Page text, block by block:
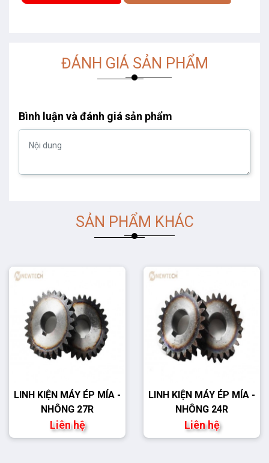
ĐÁNH GIÁ SẢN PHẨM
Bình luận và đánh giá sản phẩm
SẢN PHẨM KHÁC
LINH KIỆN MÁY ÉP MÍA -
NHÔNG 27R
Liên hệ
LINH KIỆN MÁY ÉP MÍA -
NHÔNG 24R
Liên hệ